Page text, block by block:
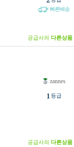
빠른배송
공급사의 다른상품
zannes
1 등급
공급사의 다른상품